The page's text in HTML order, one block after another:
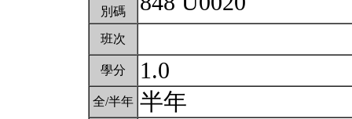
別碼
班次
學分 1.0
全/半年 半年